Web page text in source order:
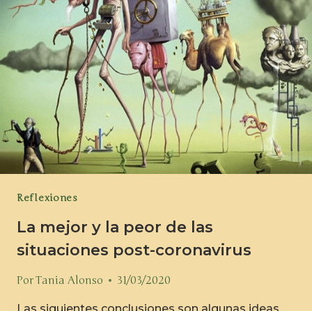
Reflexiones
La mejor y la peor de las
situaciones post-coronavirus
PorTania Alonso 31/03/2020
Las siguientes conclusiones son algunas ideas